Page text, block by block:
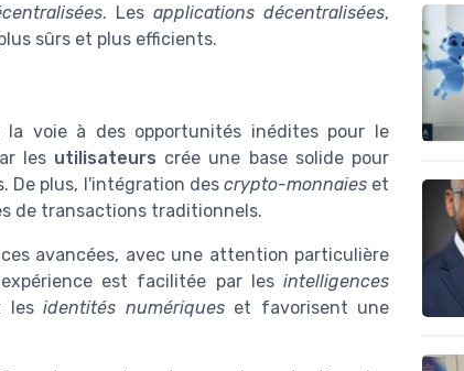
. Les applications décentralisées,
sûrs et plus efficients.
la voie à des opportunités inédites pour le
les utilisateurs crée une base solide pour
De plus, l'intégration des crypto-monnaieset
de transactions traditionnels.
avancées, avec une attention particulière
est facilitée par les intelligences
lesidentités numériqueset favorisent une